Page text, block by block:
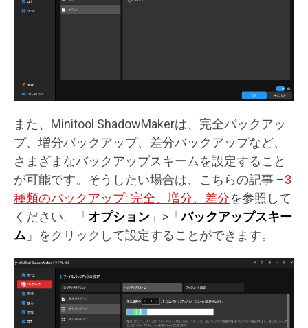
また、Minitool ShadowMakerは、完全バックアッ
プ、増分バックアップ、差分バックアップなど、
さまざまなバックアップスキームを設定すること
が可能です。そうしたい場合は、こちらの記事 –3
種類のバックアップ: 完全、増分、差分を参照して
ください。「 オプション 」>「バックアップスキー
ム 」をクリックして設定することができます。